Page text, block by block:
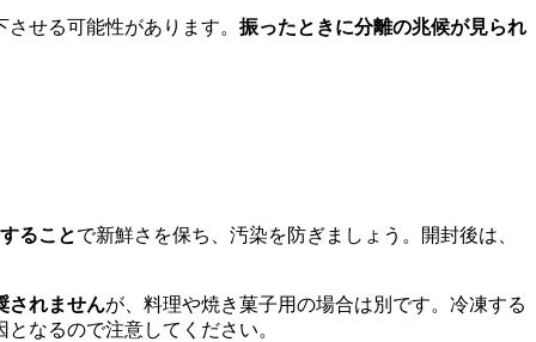
せる可能性があります。 振ったときに分離の兆候が見られ
ることで新鮮さを保ち、汚染を防ぎましょう。開封後は、
されませんが、料理や焼き菓子用の場合は別です。冷凍する
なるので注意してください。